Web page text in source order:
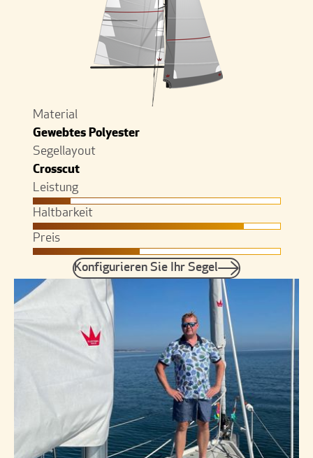
Material
Gewebtes Polyester
Segellayout
Crosscut
Leistung
1.5
Haltbarkeit
8.5
Preis
4.3
Konfigurieren Sie Ihr Segel